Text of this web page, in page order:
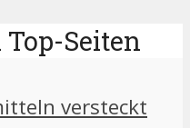
Seiten
versteckt